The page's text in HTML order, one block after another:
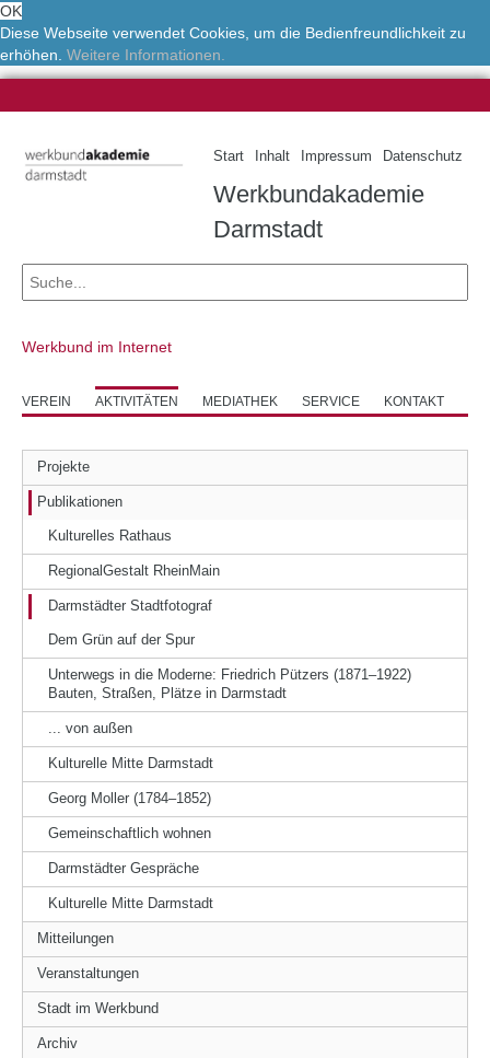
OK
Diese Webseite verwendet Cookies, um die Bedienfreundlichkeit zu
erhöhen. Weitere Informationen.
Start Inhalt Impressum Datenschutz
Werkbundakademie
Darmstadt
Werkbund im Internet
VEREIN AKTIVITÄTEN MEDIATHEK SERVICE KONTAKT
Projekte
Publikationen
Kulturelles Rathaus
RegionalGestalt RheinMain
Darmstädter Stadtfotograf
Dem Grün auf der Spur
Unterwegs in die Moderne: Friedrich Pützers (1871–1922)
Bauten, Straßen, Plätze in Darmstadt
... von außen
Kulturelle Mitte Darmstadt
Georg Moller (1784–1852)
Gemeinschaftlich wohnen
Darmstädter Gespräche
Kulturelle Mitte Darmstadt
Mitteilungen
Veranstaltungen
Stadt im Werkbund
Archiv